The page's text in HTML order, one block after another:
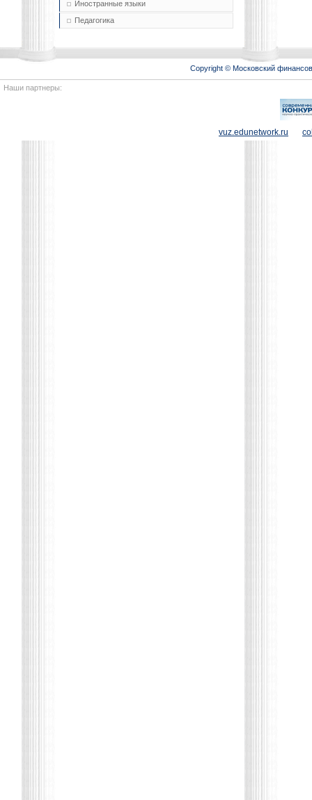
Иностранные языки
Педагогика
Copyright © Московский
Наши партнеры:
vuz.edunetwork.ru